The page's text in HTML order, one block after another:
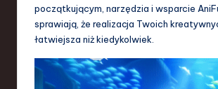
początkującym, narzędzia i wsparcie
sprawiają, że realizacja Twoich
łatwiejsza niż kiedykolwiek.